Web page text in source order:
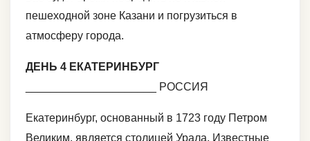
пешеходной зоне Казани и погрузиться в
атмосферу города.
ДЕНЬ 4 ЕКАТЕРИНБУРГ
_____________________ РОССИЯ
Екатеринбург, основанный в 1723 году Петром
Великим, является столицей Урала. Известные